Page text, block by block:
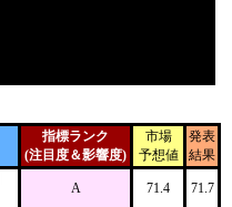
指標ランク
(注目度＆影響度)
市場
予想値
発表
結果
A 71.4 71.7